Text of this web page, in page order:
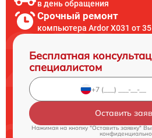
в день обращения
Срочный ремонт
компьютера Ardor X031 от
Бесплатная
специалистом
Оставить
Нажимая на кнопку "Оставить заявку"